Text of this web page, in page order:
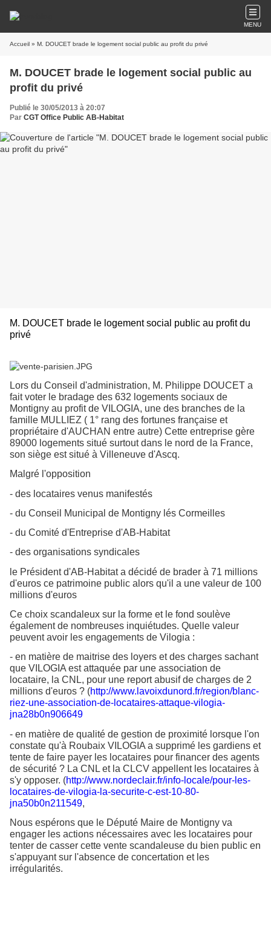
MENU
Accueil » M. DOUCET brade le logement social public au profit du privé
M. DOUCET brade le logement social public au
profit du privé
Publié le 30/05/2013 à 20:07
Par CGT Office Public AB-Habitat
M. DOUCET brade le logement social public au profit du
privé
Lors du Conseil d'administration, M. Philippe DOUCET a
fait voter le bradage des 632 logements sociaux de
Montigny au profit de VILOGIA, une des branches de la
famille MULLIEZ ( 1° rang des fortunes française et
propriétaire d'AUCHAN entre autre) Cette entreprise gère
89000 logements situé surtout dans le nord de la France,
son siège est situé à Villeneuve d'Ascq.
Malgré l'opposition
- des locataires venus manifestés
- du Conseil Municipal de Montigny lés Cormeilles
- du Comité d'Entreprise d'AB-Habitat
- des organisations syndicales
le Président d'AB-Habitat a décidé de brader à 71 millions
d'euros ce patrimoine public alors qu'il a une valeur de 100
millions d'euros
Ce choix scandaleux sur la forme et le fond soulève
également de nombreuses inquiétudes. Quelle valeur
peuvent avoir les engagements de Vilogia :
- en matière de maitrise des loyers et des charges sachant
que VILOGIA est attaquée par une association de
locataire, la CNL, pour une report abusif de charges de 2
millions d'euros ? (http://www.lavoixdunord.fr/region/blanc-
riez-une-association-de-locataires-attaque-vilogia-
jna28b0n906649
- en matière de qualité de gestion de proximité lorsque l'on
constate qu'à Roubaix VILOGIA a supprimé les gardiens et
tente de faire payer les locataires pour financer des agents
de sécurité ? La CNL et la CLCV appellent les locataires à
s'y opposer. (http://www.nordeclair.fr/info-locale/pour-les-
locataires-de-vilogia-la-securite-c-est-10-80-
jna50b0n211549,
Nous espérons que le Député Maire de Montigny va
engager les actions nécessaires avec les locataires pour
tenter de casser cette vente scandaleuse du bien public en
s'appuyant sur l'absence de concertation et les
irrégularités.